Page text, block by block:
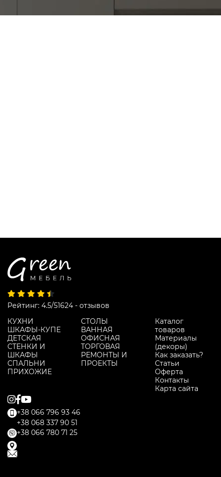
Рейтинг: 4.5/51624 - отзывов
КУХНИ
ШКАФЫ-КУПЕ
ДЕТСКАЯ
СТЕНКИ И
ШКАФЫ
СПАЛЬНИ
ПРИХОЖИЕ
СТОЛЫ
ВАННАЯ
ОФИСНАЯ
ТОРГОВАЯ
РЕМОНТЫ И
ПРОЕКТЫ
Каталог
товаров
Материалы
(декоры)
Как заказать?
Статьи
Оферта
Контакты
Карта сайта
+38 066 796 93 46
+38 068 337 90 51
+38 066 780 71 25